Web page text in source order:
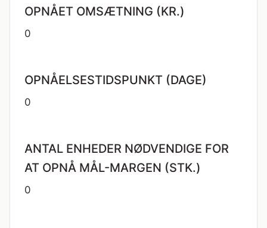
OPNÅET OMSÆTNING (KR.)
0
OPNÅELSESTIDSPUNKT (DAGE)
0
ANTAL ENHEDER NØDVENDIGE FOR
AT OPNÅ MÅL-MARGEN (STK.)
0